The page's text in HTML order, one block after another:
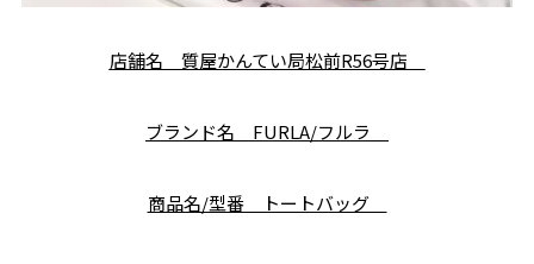
店舗名 質屋かんてい局松前R56号店
ブランド名 FURLA/フルラ
商品名/型番 トートバッグ